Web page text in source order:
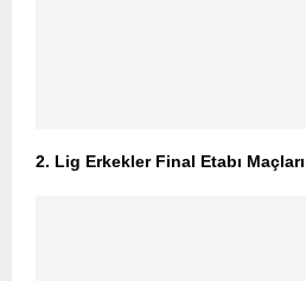
2. Lig Erkekler Final Etabı